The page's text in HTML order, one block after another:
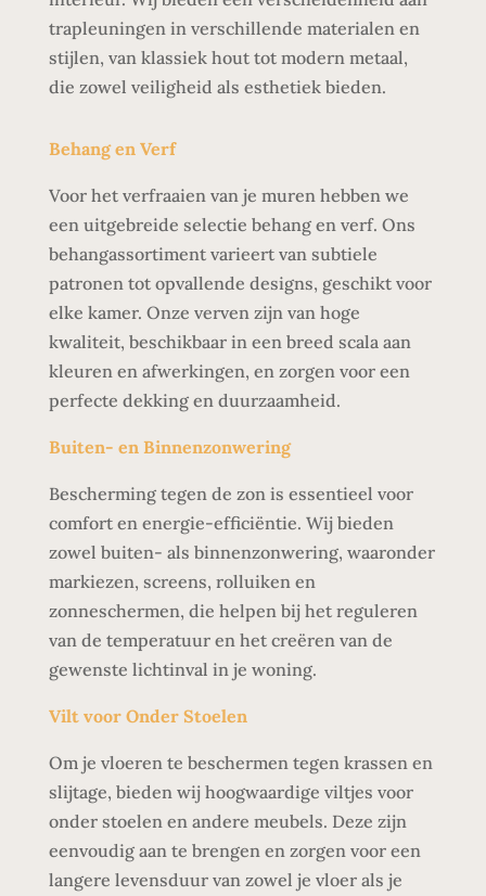
trapleuningen in verschillende materialen en
stijlen, van klassiek hout tot modern metaal,
die zowel veiligheid als esthetiek bieden.
Behang en Verf
Voor het verfraaien van je muren hebben we
een uitgebreide selectie behang en verf. Ons
behangassortiment varieert van subtiele
patronen tot opvallende designs, geschikt voor
elke kamer. Onze verven zijn van hoge
kwaliteit, beschikbaar in een breed scala aan
kleuren en afwerkingen, en zorgen voor een
perfecte dekking en duurzaamheid.
Buiten- en Binnenzonwering
Bescherming tegen de zon is essentieel voor
comfort en energie-efficiëntie. Wij bieden
zowel buiten- als binnenzonwering, waaronder
markiezen, screens, rolluiken en
zonneschermen, die helpen bij het reguleren
van de temperatuur en het creëren van de
gewenste lichtinval in je woning.
Vilt voor Onder Stoelen
Om je vloeren te beschermen tegen krassen en
slijtage, bieden wij hoogwaardige viltjes voor
onder stoelen en andere meubels. Deze zijn
eenvoudig aan te brengen en zorgen voor een
langere levensduur van zowel je vloer als je